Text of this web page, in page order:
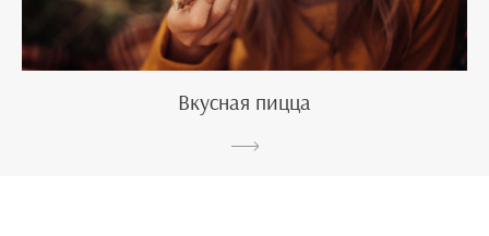
Вкусная пицца